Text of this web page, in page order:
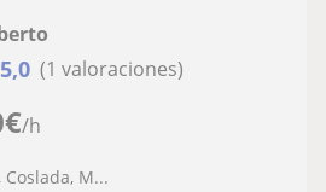
€/h
5,0 (1 valoraciones)
M...